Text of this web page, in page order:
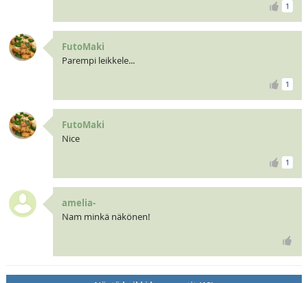
1
FutoMaki
Parempi leikkele...
1
FutoMaki
Nice
1
amelia-
Nam minkä näkönen!